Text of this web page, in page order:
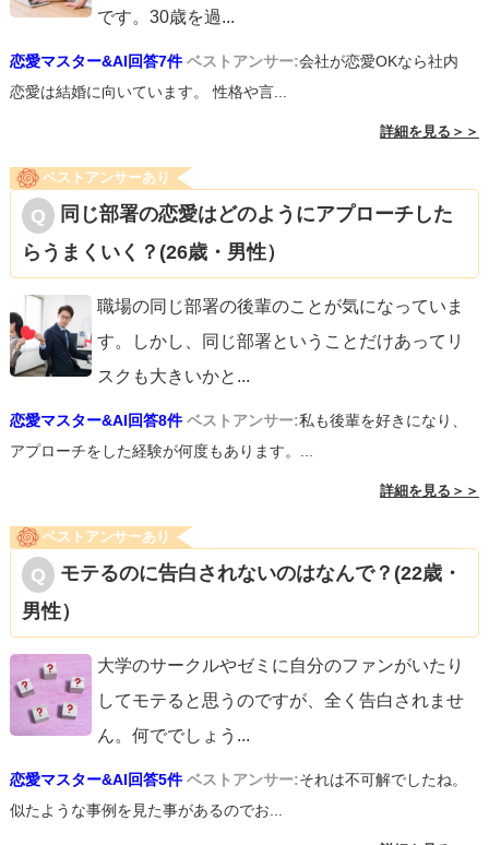
です。30歳を過...
恋愛マスター&AI回答7件 ベストアンサー:会社が恋愛OKなら社内
恋愛は結婚に向いています。 性格や言...
詳細を見る＞＞
ベストアンサーあり
同じ部署の恋愛はどのようにアプローチした
らうまくいく？(26歳・男性）
職場の同じ部署の後輩のことが気になっていま
す。しかし、同じ部署ということだけあってリ
スクも大きいかと ...
恋愛マスター&AI回答8件 ベストアンサー:私も後輩を好きになり、
アプローチをした経験が何度もあります。...
詳細を見る＞＞
ベストアンサーあり
モテるのに告白されないのはなんで？(22歳・
男性）
大学のサークルやゼミに自分のファンがいたり
してモテると思うのですが、全く告白されませ
ん。何ででしょう ...
恋愛マスター&AI回答5件 ベストアンサー:それは不可解でしたね。
似たような事例を見た事があるのでお...